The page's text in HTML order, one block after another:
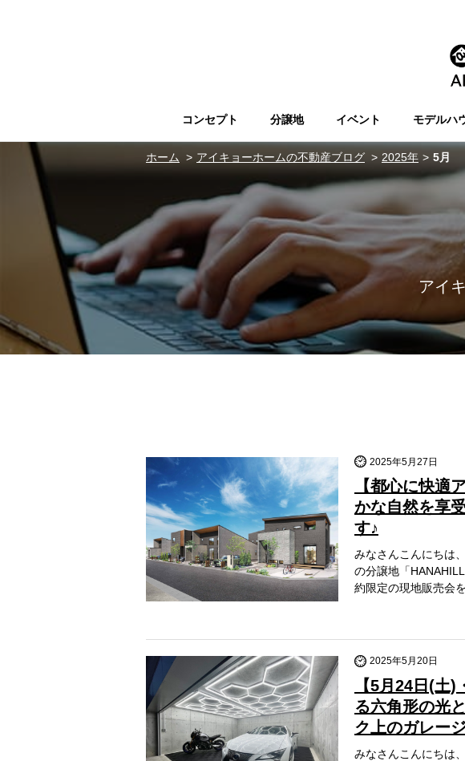
コンセプト 分譲地 イベント モデルハ
ホーム アイキョーホームの不動産ブログ 2025年 5月
アイ
2025年5月27日
【都心に快適
かな自然を享
す♪
みなさんこんにちは
の分譲地「
約限定の現地販売会
2025年5月20日
【5月24日(土
る六角形の光
ク上のガレー
みなさんこんにちは